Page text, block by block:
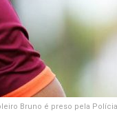
Bruno é preso pela